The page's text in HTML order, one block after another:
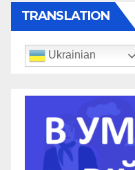
TRANSLATION
Ukrainian